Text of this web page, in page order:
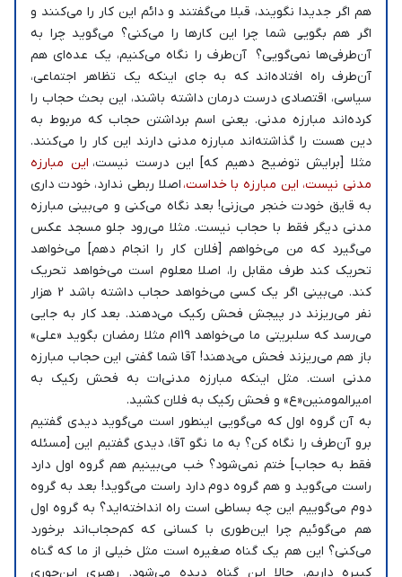
هم اگر جدیدا نگویند، قبلا می‌گفتند و دائم این کار را می‌کنند و
اگر هم بگویی شما چرا این کارها را می‌کنی؟ می‌گوید چرا به
آن‌طرفی‌ها نمی‌گویی؟ آن‌طرف را نگاه می‌کنیم، یک عده‌ای هم
آن‌طرف راه افتاده‌اند که به جای اینکه یک تظاهر اجتماعی،
سیاسی، اقتصادی درست درمان داشته باشند، این بحث حجاب را
کرده‌اند مبارزه مدنی. یعنی اسم برداشتن حجاب که مربوط به
دین هست را گذاشته‌اند مبارزه مدنی دارند این کار را می‌کنند.
مثلا [برایش توضیح دهیم که] این درست نیست، این مبارزه
مدنی نیست، این مبارزه با خداست،اصلا ربطی ندارد، خودت داری
به قایق خودت خنجر می‌زنی! بعد نگاه می‌کنی و می‌بینی مبارزه
مدنی دیگر فقط با حجاب نیست. مثلا می‌رود جلو مسجد عکس
می‌گیرد که من می‌خواهم [فلان کار را انجام دهم] می‌خواهد
تحریک کند طرف مقابل را، اصلا معلوم است می‌خواهد تحریک
کند. می‌بینی اگر یک کسی می‌خواهد حجاب داشته باشد 2 هزار
نفر می‌ریزند در پیجش فحش رکیک می‌دهند. بعد کار به جایی
می‌رسد که سلبریتی ما می‌خواهد 19ام مثلا رمضان بگوید «علی»
باز هم می‌ریزند فحش می‌دهند! آقا شما گفتی این حجاب مبارزه
مدنی است. مثل اینکه مبارزه مدنی‌ات به فحش رکیک به
امیرالمومنین«ع» و فحش رکیک به فلان کشید.
به آن گروه اول که می‌گویی اینطور است می‌گوید دیدی گفتیم
برو آن‌طرف را نگاه کن؟ به ما نگو آقا، دیدی گفتیم این [مسئله
فقط به حجاب] ختم نمی‌شود؟ خب می‌بینیم هم گروه اول دارد
راست می‌گوید و هم گروه دوم دارد راست می‌گوید! بعد به گروه
دوم می‌گوییم این چه بساطی است راه انداخته‌اید؟ به گروه اول
هم می‌گوئیم چرا این‌طوری با کسانی که کم‌حجاب‌اند برخورد
می‌کنی؟ این هم یک گناه صغیره است مثل خیلی از ما که گناه
کبیره داریم، حالا این گناه دیده می‌شود. رهبری این‌جوری